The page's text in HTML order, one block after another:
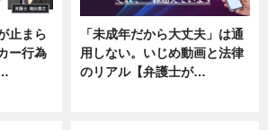
止まら
ー行為
「未成年だから大丈夫」は通
用しない。いじめ動画と法律
のリアル【弁護士が…